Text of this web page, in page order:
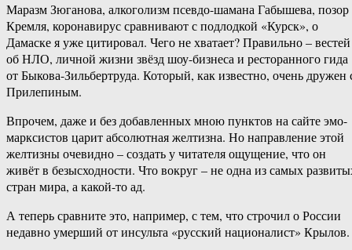
Маразм Зюганова, алкоголизм псевдо-шамана Габышева, позор
Кремля, коронавирус сравнивают с подлодкой «Курск», о
Дамаске я уже цитировал. Чего не хватает? Правильно – вестей
об НЛО, личной жизни звёзд шоу-бизнеса и ресторанного гида
от Быкова-Зильбертруда. Который, как известно, очень дружен
Прилепиным.
Впрочем, даже и без добавленных мною пунктов на сайте эмо-
марксистов царит абсолютная желтизна. Но направление этой
желтизны очевидно – создать у читателя ощущение, что он
живёт в безысходности. Что вокруг – не одна из самых
стран мира, а какой-то ад.
А теперь сравните это, например, с тем, что строчил о России
недавно умерший от инсульта «русский националист» Крылов.